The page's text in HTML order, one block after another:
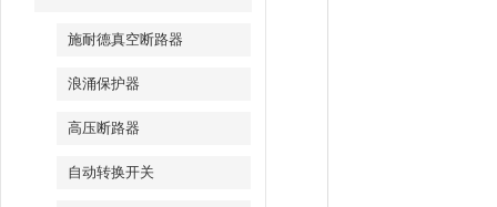
施耐德真空断路器
浪涌保护器
高压断路器
自动转换开关